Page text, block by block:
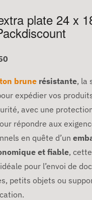
plate 24 x
brune résistante, la
expédier vos
avec une
répondre aux
en quête d’un
et fiable,
pour l’envoi de
petits objets ou